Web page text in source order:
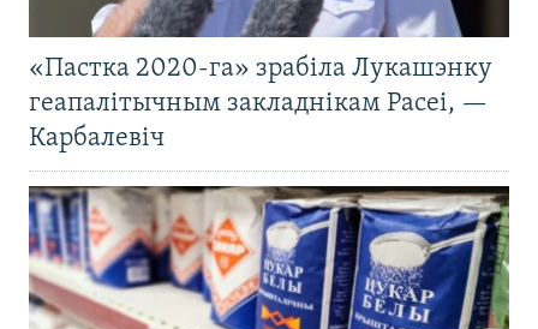
«Пастка 2020-га» зрабіла Лукашэнку
геапалітычным закладнікам Расеі, —
Карбалевіч